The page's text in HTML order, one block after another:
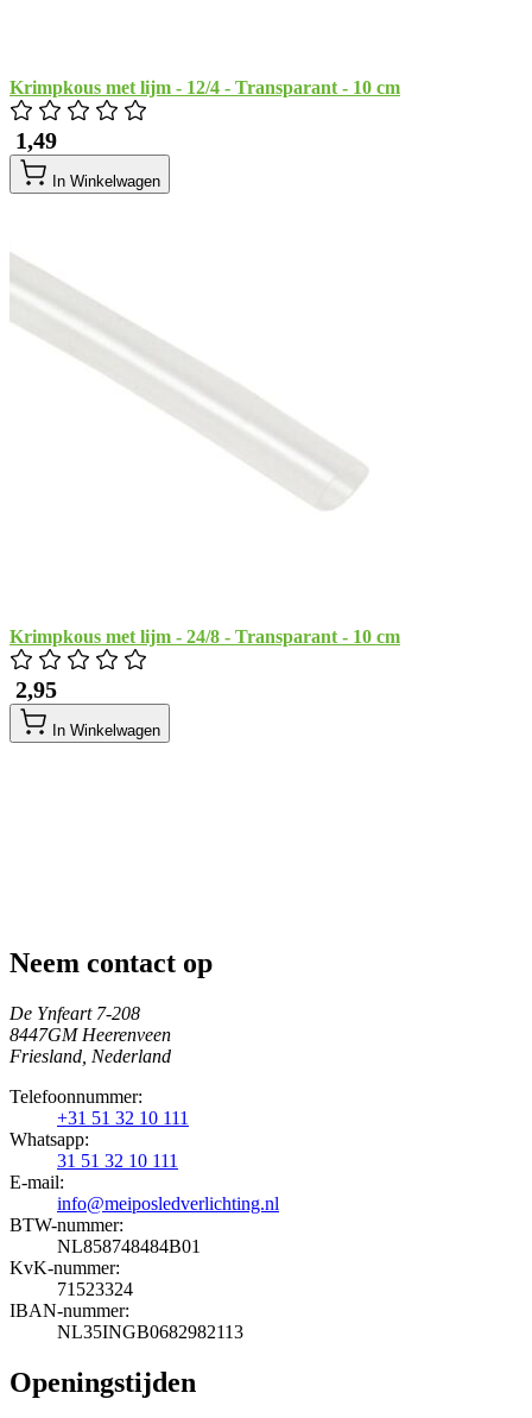
Krimpkous met lijm - 12/4 - Transparant - 10 cm
​ 1,49
In Winkelwagen
Krimpkous met lijm - 24/8 - Transparant - 10 cm
​ 2,95
In Winkelwagen
Neem contact op
De Ynfeart 7-208
8447GM Heerenveen
Friesland, Nederland
Telefoonnummer:
+31 51 32 10 111
Whatsapp:
31 51 32 10 111
E-mail:
info@meiposledverlichting.nl
BTW-nummer:
NL858748484B01
KvK-nummer:
71523324
IBAN-nummer:
NL35INGB0682982113
Openingstijden